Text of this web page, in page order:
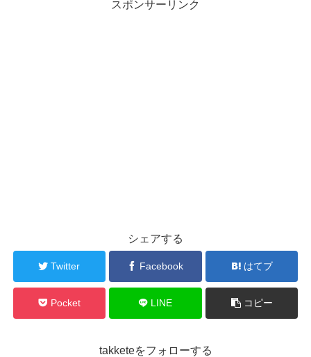
スポンサーリンク
シェアする
Twitter Facebook はてブ
Pocket LINE コピー
takketeをフォローする